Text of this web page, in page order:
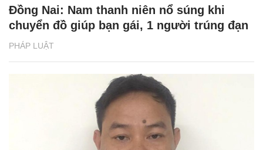
PHÁP LUẬT
Đồng Nai: Nam thanh niên nổ súng khi
chuyển đồ giúp bạn gái, 1 người trúng đạn